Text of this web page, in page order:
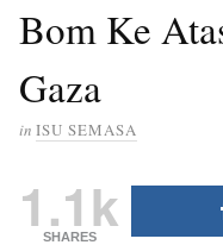
Bom Ke
Gaza
in ISU SEMASA
1.1k
SHARES